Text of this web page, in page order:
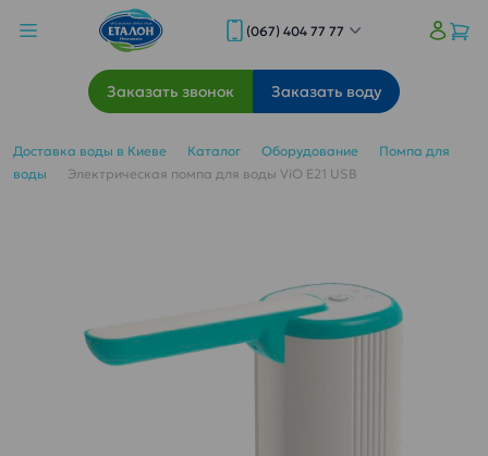
(067) 404 77 77
Заказать звонок Заказать воду
Доставка воды в Киеве Каталог Оборудование
Помпа для
воды
Электрическая помпа для воды ViO E21 USB